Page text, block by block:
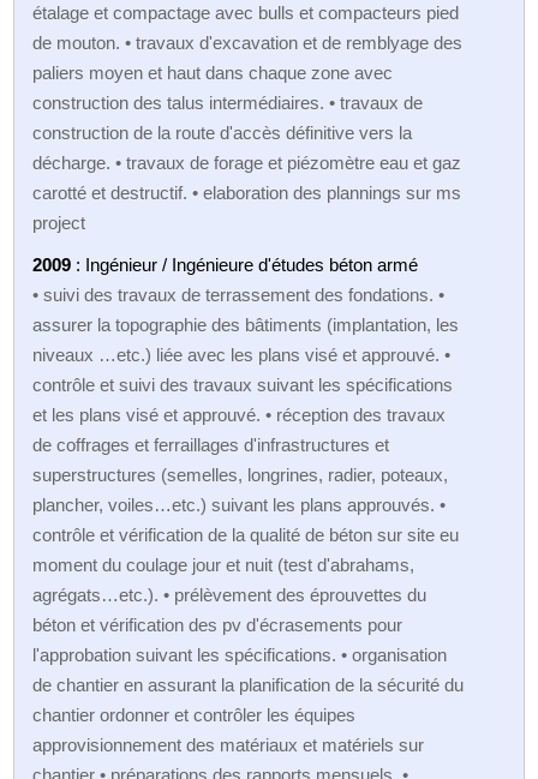
étalage et compactage avec bulls et compacteurs pied
de mouton. • travaux d'excavation et de remblyage des
paliers moyen et haut dans chaque zone avec
construction des talus intermédiaires. • travaux de
construction de la route d'accès définitive vers la
décharge. • travaux de forage et piézomètre eau et gaz
carotté et destructif. • elaboration des plannings sur ms
project
2009 : Ingénieur / Ingénieure d'études béton armé
• suivi des travaux de terrassement des fondations. •
assurer la topographie des bâtiments (implantation, les
niveaux …etc.) liée avec les plans visé et approuvé. •
contrôle et suivi des travaux suivant les spécifications
et les plans visé et approuvé. • réception des travaux
de coffrages et ferraillages d'infrastructures et
superstructures (semelles, longrines, radier, poteaux,
plancher, voiles…etc.) suivant les plans approuvés. •
contrôle et vérification de la qualité de béton sur site eu
moment du coulage jour et nuit (test d'abrahams,
agrégats…etc.). • prélèvement des éprouvettes du
béton et vérification des pv d'écrasements pour
l'approbation suivant les spécifications. • organisation
de chantier en assurant la planification de la sécurité du
chantier ordonner et contrôler les équipes
approvisionnement des matériaux et matériels sur
chantier • préparations des rapports mensuels. •